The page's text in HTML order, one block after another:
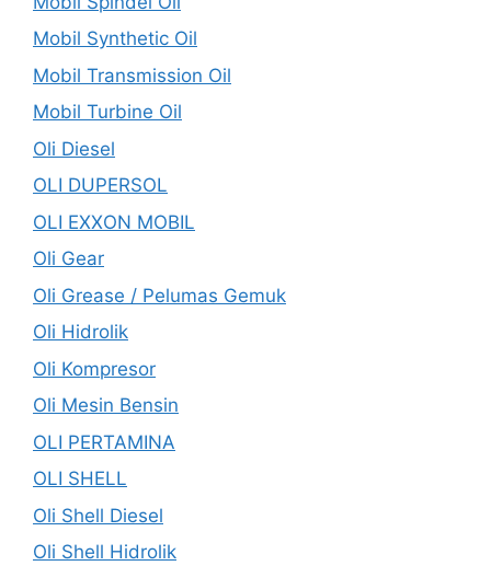
Mobil Synthetic Oil
Mobil Transmission Oil
Mobil Turbine Oil
Oli Diesel
OLI DUPERSOL
OLI EXXON MOBIL
Oli Gear
Oli Grease / Pelumas Gemuk
Oli Hidrolik
Oli Kompresor
Oli Mesin Bensin
OLI PERTAMINA
OLI SHELL
Oli Shell Diesel
Oli Shell Hidrolik